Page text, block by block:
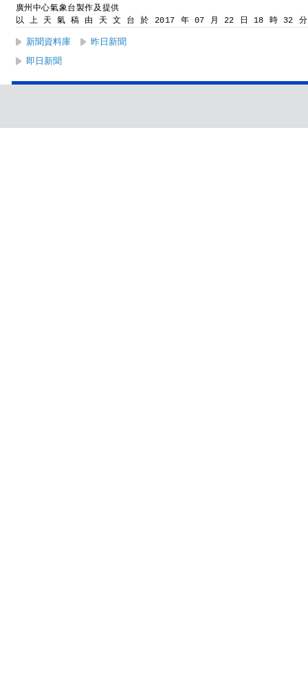
廣州中心氣象台製作及提供
以 上 天 氣 稿 由 天 文 台 於 2017 年 07 月 22 日 18 時 32
新聞資料庫
昨日新聞
即日新聞